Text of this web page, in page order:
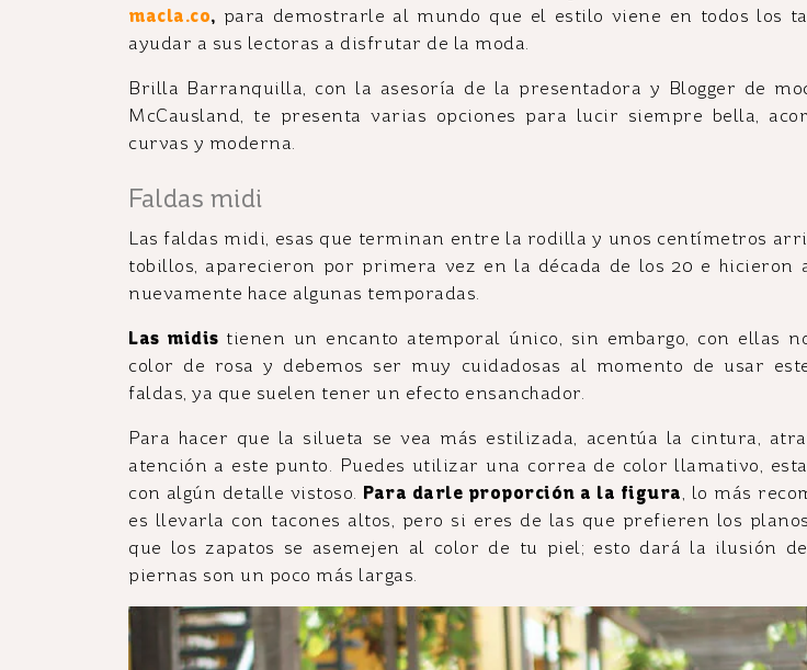
macla.co, para demostrarle al mundo que el estilo viene en todos los
ayudar a sus lectoras a disfrutar de la moda.
Brilla Barranquilla, con la asesoría de la presentadora y Blogger de
McCausland, te presenta varias opciones para lucir siempre bella,
curvas y moderna.
Faldas midi
Las faldas midi, esas que terminan entre la rodilla y unos centímetros
tobillos, aparecieron por primera vez en la década de los 20 e hicieron
nuevamente hace algunas temporadas.
Las midis tienen un encanto atemporal único, sin embargo, con ellas
color de rosa y debemos ser muy cuidadosas al momento de usar
faldas, ya que suelen tener un efecto ensanchador.
Para hacer que la silueta se vea más estilizada, acentúa la cintura,
atención a este punto. Puedes utilizar una correa de color llamativo,
con algún detalle vistoso. Para darle proporción a la figura, lo más
es llevarla con tacones altos, pero si eres de las que prefieren los
que los zapatos se asemejen al color de tu piel; esto dará la ilusión
piernas son un poco más largas.